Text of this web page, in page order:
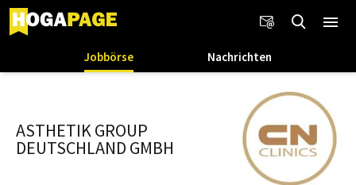
Jobbörse Nachrichten
ASTHETIK GROUP
DEUTSCHLAND GMBH